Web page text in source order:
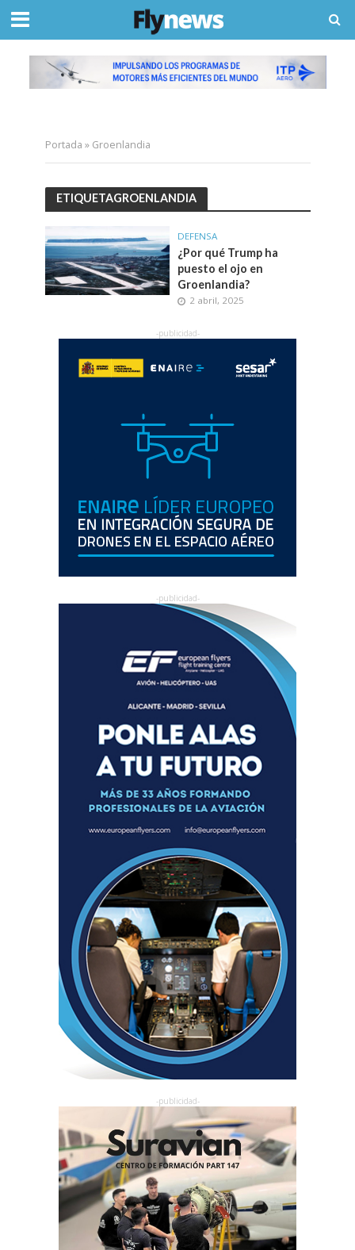
Portada » Groenlandia
ETIQUETAGROENLANDIA
DEFENSA
¿Por qué Trump ha
puesto el ojo en
Groenlandia?
2 abril, 2025